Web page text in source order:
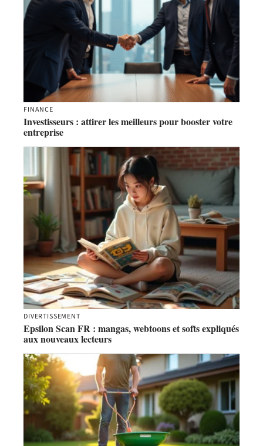
FINANCE
Investisseurs : attirer les meilleurs pour booster votre
entreprise
DIVERTISSEMENT
Epsilon Scan FR : mangas, webtoons et softs expliqués
aux nouveaux lecteurs